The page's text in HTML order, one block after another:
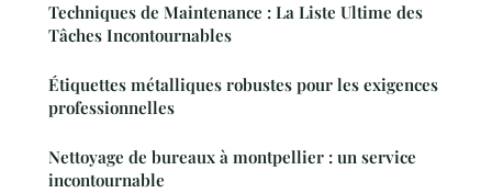
Techniques de Maintenance : La Liste Ultime des
Tâches Incontournables
Étiquettes métalliques robustes pour les exigences
professionnelles
Nettoyage de bureaux à montpellier : un service
incontournable